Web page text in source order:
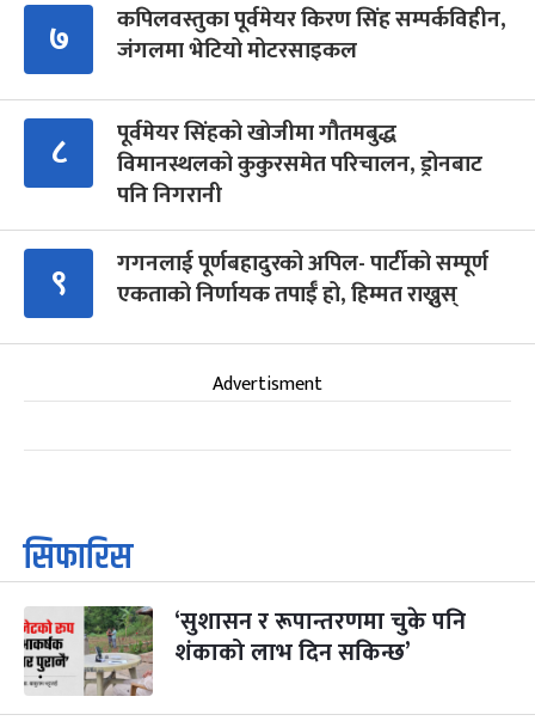
७
कपिलवस्तुका पूर्वमेयर किरण सिंह सम्पर्कविहीन,
जंगलमा भेटियो मोटरसाइकल
८
पूर्वमेयर सिंहको खोजीमा गौतमबुद्ध
विमानस्थलको कुकुरसमेत परिचालन, ड्रोनबाट
पनि निगरानी
९
गगनलाई पूर्णबहादुरको अपिल- पार्टीको सम्पूर्ण
एकताको निर्णायक तपाईँ हो, हिम्मत राख्नुस्
Advertisment
सिफारिस
‘सुशासन र रूपान्तरणमा चुके पनि
शंकाको लाभ दिन सकिन्छ’